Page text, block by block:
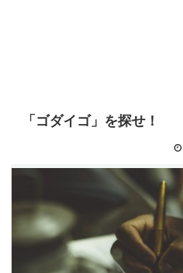
「ゴダイゴ」を探せ！